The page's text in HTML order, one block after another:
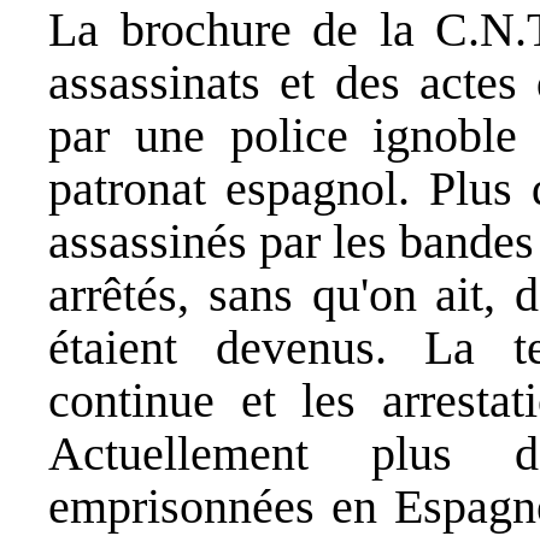
La brochure de la
assassinats et des
par une police ignoble
patronat espagnol.
assassinés par les
arrêtés, sans qu'on ait,
étaient devenus. La
continue et les
Actuellement plus
emprisonnées en